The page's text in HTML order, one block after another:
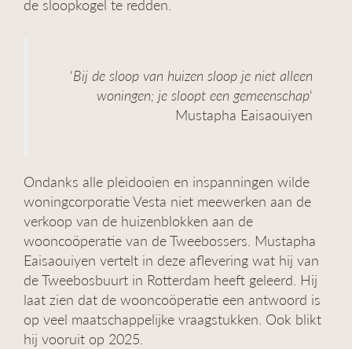
de sloopkogel te redden.
‘Bij de sloop van huizen sloop je niet alleen
woningen; je sloopt een gemeenschap‘
Mustapha Eaisaouiyen
Ondanks alle pleidooien en inspanningen wilde
woningcorporatie Vesta niet meewerken aan de
verkoop van de huizenblokken aan de
wooncoöperatie van de Tweebossers. Mustapha
Eaisaouiyen vertelt in deze aflevering wat hij van
de Tweebosbuurt in Rotterdam heeft geleerd. Hij
laat zien dat de wooncoöperatie een antwoord is
op veel maatschappelijke vraagstukken. Ook blikt
hij vooruit op 2025.